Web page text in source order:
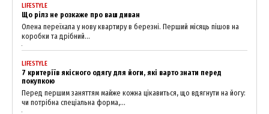
LIFESTYLE
Що рілз не розкаже про ваш диван
Олена переїхала у нову квартиру в березні. Перший місяць пішов на
коробки та дрібний...
LIFESTYLE
7 критеріїв якісного одягу для йоги, які варто знати перед
покупкою
Перед першим заняттям майже кожна цікавиться, що вдягнути на йогу:
чи потрібна спеціальна форма,...